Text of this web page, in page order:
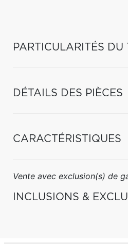
PARTICULARITÉS DU
DÉTAILS DES PIÈCES
CARACTÉRISTIQUES
Vente avec exclusion(s) de
INCLUSIONS &